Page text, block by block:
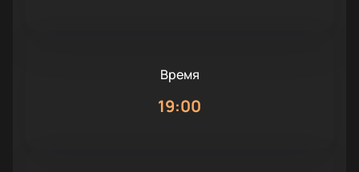
Время
19:00